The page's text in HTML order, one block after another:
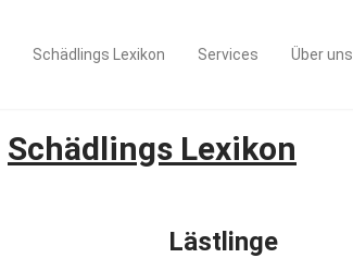
Schädlings Lexikon Services Über uns
Schädlings Lexikon
Lästlinge